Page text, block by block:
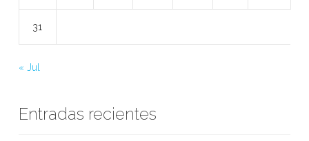
31
« Jul
Entradas recientes